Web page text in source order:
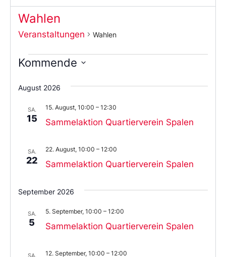
Wahlen
Veranstaltungen Wahlen
Kommende
Sie
das
aus.
August 2026
SA.
15 Sammelaktion Quartierverein Spalen
15. August, 10:00 – 12:30
SA.
22 Sammelaktion Quartierverein Spalen
22. August, 10:00 – 12:00
September 2026
SA.
5 Sammelaktion Quartierverein Spalen
5. September, 10:00 – 12:00
SA. 12. September, 10:00 – 12:00